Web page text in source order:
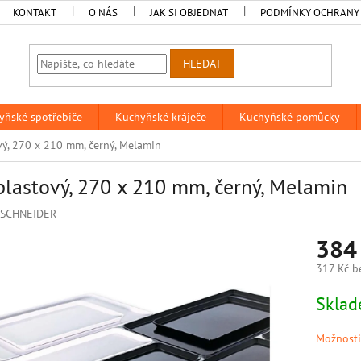
KONTAKT O NÁS JAK SI OBJEDNAT PODMÍNKY OCHRANY
HLEDAT
spotřebiče Kuchyňské kráječe Kuchyňské pomůcky
270 x 210 mm, černý, Melamin
270 x 210 mm, černý, Melamin
SCHNEIDER
317 Kč
cena: